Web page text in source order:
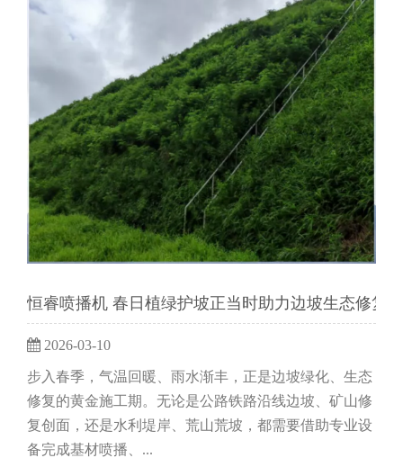
恒睿喷播机 春日植绿护坡正当时助力边坡生态修复
2026-03-10
步入春季，气温回暖、雨水渐丰，正是边坡绿化、生态
修复的黄金施工期。无论是公路铁路沿线边坡、矿山修
复创面，还是水利堤岸、荒山荒坡，都需要借助专业设
备完成基材喷播、...